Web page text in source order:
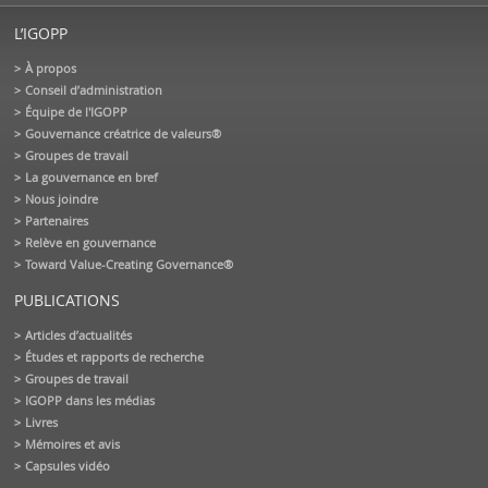
L’IGOPP
À propos
Conseil d’administration
Équipe de l'IGOPP
Gouvernance créatrice de valeurs®
Groupes de travail
La gouvernance en bref
Nous joindre
Partenaires
Relève en gouvernance
Toward Value-Creating Governance®
PUBLICATIONS
Articles d’actualités
Études et rapports de recherche
Groupes de travail
IGOPP dans les médias
Livres
Mémoires et avis
Capsules vidéo